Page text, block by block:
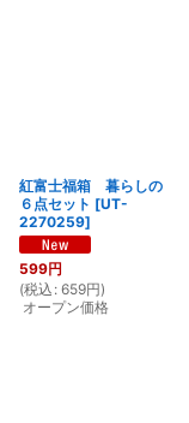
紅富士福箱 暮らしの
６点セット [UT-
2270259]
599円
(税込 : 659円)
オープン価格